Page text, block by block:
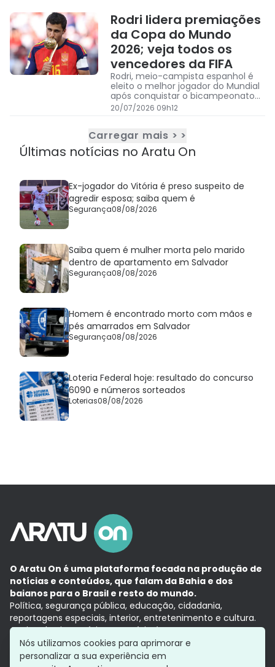
Rodri lidera premiações
da Copa do Mundo
2026; veja todos os
vencedores da FIFA
Rodri, meio-campista espanhol é
eleito o melhor jogador do Mundial
após conquistar o bicampeonato
com a Espanha; Mbappé, Messi e
Pau Cubarsí também foram
20/07/2026 09h12
Carregar mais > >
Últimas notícias no Aratu On
Ex-jogador do Vitória é preso suspeito de
agredir esposa; saiba quem é
Segurança08/08/2026
Saiba quem é mulher morta pelo marido
dentro de apartamento em Salvador
Segurança08/08/2026
Homem é encontrado morto com mãos e
pés amarrados em Salvador
Segurança08/08/2026
Loteria Federal hoje: resultado do concurso
6090 e números sorteados
Loterias08/08/2026
O Aratu On é uma plataforma focada na produção de
notícias e conteúdos, que falam da Bahia e dos
baianos para o Brasil e resto do mundo.
Política, segurança pública, educação, cidadania,
reportagens especiais, interior, entretenimento e cultura.
Aqui, tudo vira notícia e a notícia é no tempo presente,
com a credibilidade do Grupo Aratu.
Grupo Aratu
Política de privacidade
Nós utilizamos cookies para aprimorar e
personalizar a sua experiência em